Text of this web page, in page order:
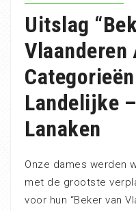
Uitslag
Vlaanderen
Landelijke
Lanaken
Onze dames werden
met de grootste
voor hun “Beker van